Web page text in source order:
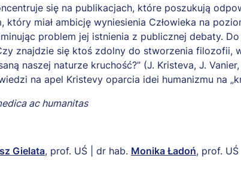
się na publikacjach, które poszukują
miał ambicję wyniesienia Człowieka na
problem jej istnienia z publicznej debaty.
znajdzie się ktoś zdolny do stworzenia filozofii,
naszej naturze kruchość?” (J. Kristeva, J. Vanier,
na apel Kristevy oparcia idei humanizmu na
ac humanitas
Gielata, prof. UŚ | dr hab. Monika Ładoń, prof. UŚ